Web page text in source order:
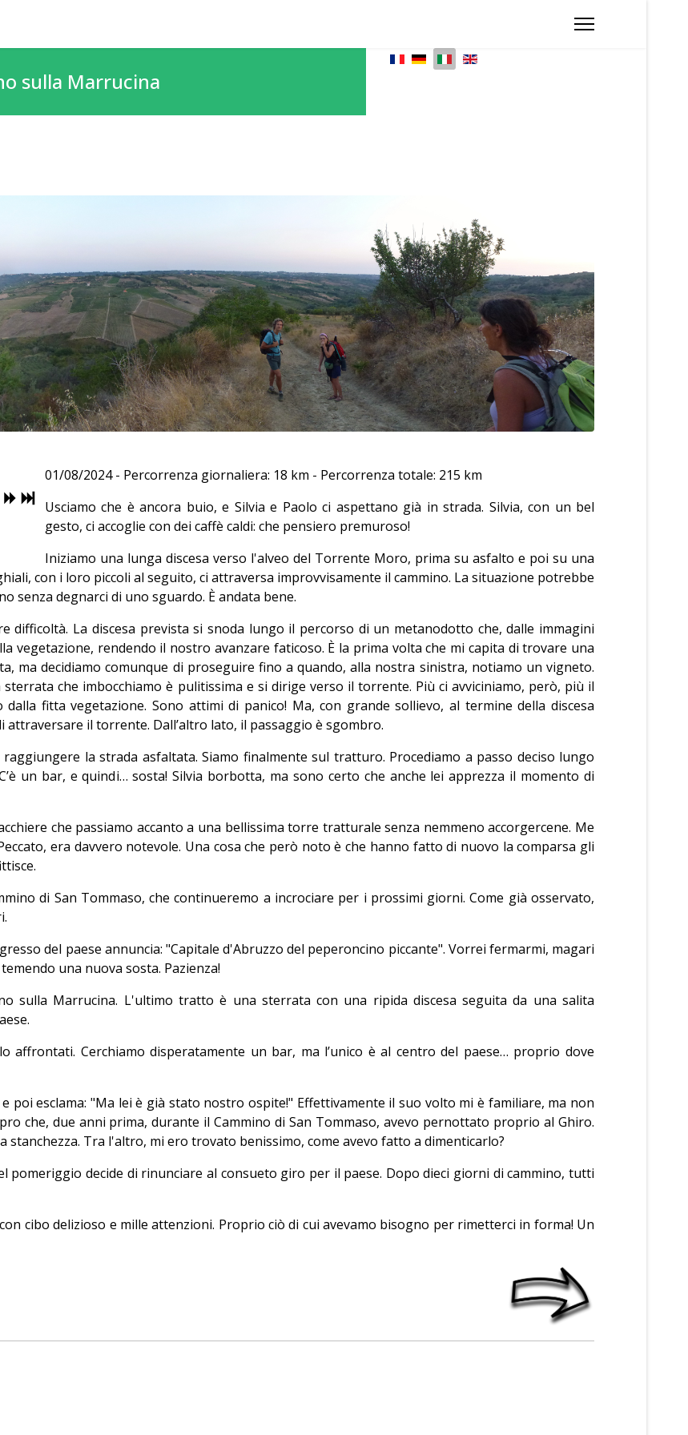
sulla Marrucina
Seleziona la tua lingua
01/08/2024 - Percorrenza giornaliera: 18 km - Percorrenza totale: 215 km
Usciamo che è ancora buio, e Silvia e Paolo ci aspettano già in strada. Silvia, con un bel
gesto, ci accoglie con dei caffè caldi: che pensiero premuroso!
Iniziamo una lunga discesa verso l'alveo del Torrente Moro, prima su asfalto e poi su una
con i loro piccoli al seguito, ci attraversa improvvisamente il cammino. La situazione potrebbe
senza degnarci di uno sguardo. È andata bene.
difficoltà. La discesa prevista si snoda lungo il percorso di un metanodotto che, dalle immagini
vegetazione, rendendo il nostro avanzare faticoso. È la prima volta che mi capita di trovare una
ma decidiamo comunque di proseguire fino a quando, alla nostra sinistra, notiamo un vigneto.
che imbocchiamo è pulitissima e si dirige verso il torrente. Più ci avviciniamo, però, più il
fitta vegetazione. Sono attimi di panico! Ma, con grande sollievo, al termine della discesa
il torrente. Dall’altro lato, il passaggio è sgombro.
la strada asfaltata. Siamo finalmente sul tratturo. Procediamo a passo deciso lungo
un bar, e quindi… sosta! Silvia borbotta, ma sono certo che anche lei apprezza il momento di
che passiamo accanto a una bellissima torre tratturale senza nemmeno accorgercene. Me
era davvero notevole. Una cosa che però noto è che hanno fatto di nuovo la comparsa gli
di San Tommaso, che continueremo a incrociare per i prossimi giorni. Come già osservato,
del paese annuncia: "Capitale d'Abruzzo del peperoncino piccante". Vorrei fermarmi, magari
una nuova sosta. Pazienza!
sulla Marrucina. L'ultimo tratto è una sterrata con una ripida discesa seguita da una salita
affrontati. Cerchiamo disperatamente un bar, ma l’unico è al centro del paese… proprio dove
poi esclama: "Ma lei è già stato nostro ospite!" Effettivamente il suo volto mi è familiare, ma non
che, due anni prima, durante il Cammino di San Tommaso, avevo pernottato proprio al Ghiro.
Tra l'altro, mi ero trovato benissimo, come avevo fatto a dimenticarlo?
decide di rinunciare al consueto giro per il paese. Dopo dieci giorni di cammino, tutti
cibo delizioso e mille attenzioni. Proprio ciò di cui avevamo bisogno per rimetterci in forma! Un